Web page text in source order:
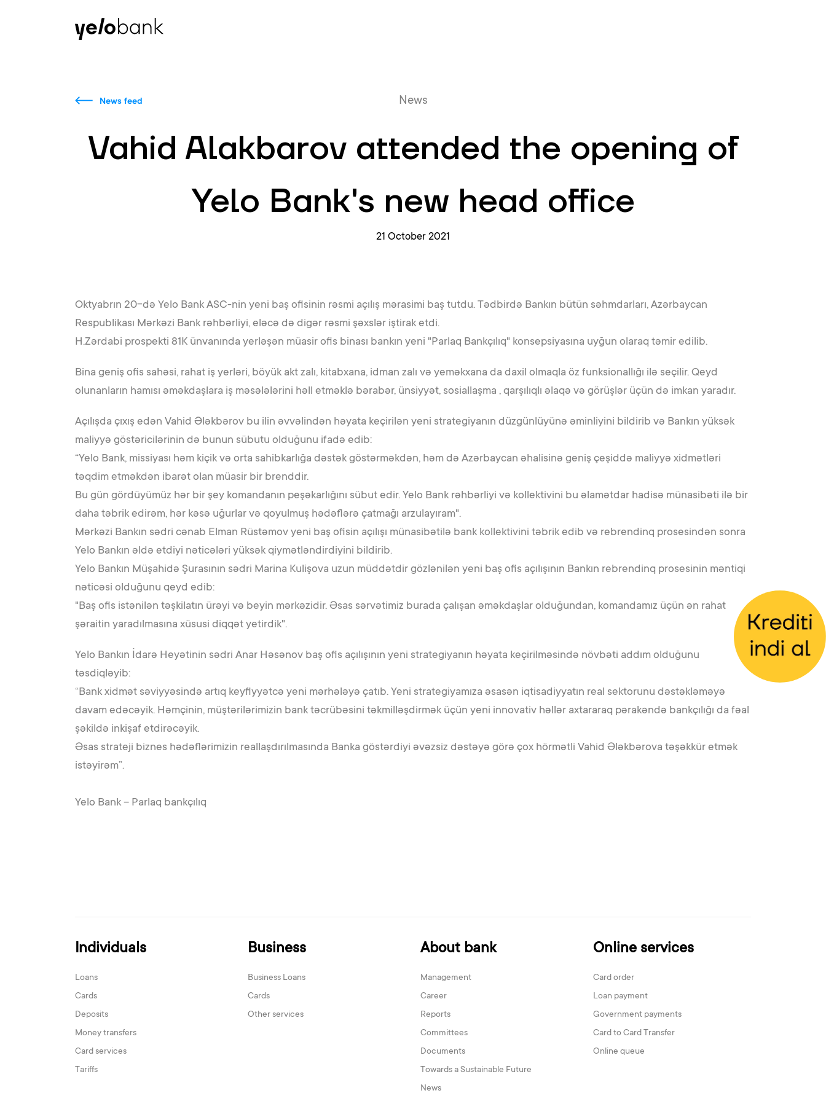
News feed News
Vahid Alakbarov attended the opening of
Yelo Bank's new head office
21 October 2021
Oktyabrın 20-də Yelo Bank ASC-nin yeni baş ofisinin rəsmi açılış mərasimi baş tutdu. Tədbirdə Bankın bütün səhmdarları, Azərbaycan
Respublikası Mərkəzi Bank rəhbərliyi, eləcə də digər rəsmi şəxslər iştirak etdi.
H.Zərdabi prospekti 81K ünvanında yerləşən müasir ofis binası bankın yeni "Parlaq Bankçılıq" konsepsiyasına uyğun olaraq təmir edilib.
Bina geniş ofis sahəsi, rahat iş yerləri, böyük akt zalı, kitabxana, idman zalı və yeməkxana da daxil olmaqla öz funksionallığı ilə seçilir. Qeyd
olunanların hamısı əməkdaşlara iş məsələlərini həll etməklə bərabər, ünsiyyət, sosiallaşma , qarşılıqlı əlaqə və görüşlər üçün də imkan yaradır.
Açılışda çıxış edən Vahid Ələkbərov bu ilin əvvəlindən həyata keçirilən yeni strategiyanın düzgünlüyünə əminliyini bildirib və Bankın yüksək
maliyyə göstəricilərinin də bunun sübutu olduğunu ifadə edib:
“Yelo Bank, missiyası həm kiçik və orta sahibkarlığa dəstək göstərməkdən, həm də Azərbaycan əhalisinə geniş çeşiddə maliyyə xidmətləri
təqdim etməkdən ibarət olan müasir bir brenddir.
Bu gün gördüyümüz hər bir şey komandanın peşəkarlığını sübut edir. Yelo Bank rəhbərliyi və kollektivini bu əlamətdar hadisə münasibəti ilə bir
daha təbrik edirəm, hər kəsə uğurlar və qoyulmuş hədəflərə çatmağı arzulayıram".
Mərkəzi Bankın sədri cənab Elman Rüstəmov yeni baş ofisin açılışı münasibətilə bank kollektivini təbrik edib və rebrendinq prosesindən sonra
Yelo Bankın əldə etdiyi nəticələri yüksək qiymətləndirdiyini bildirib.
Yelo Bankın Müşahidə Şurasının sədri Marina Kulişova uzun müddətdir gözlənilən yeni baş ofis açılışının Bankın rebrendinq prosesinin məntiqi
nəticəsi olduğunu qeyd edib:
"Baş ofis istənilən təşkilatın ürəyi və beyin mərkəzidir. Əsas sərvətimiz burada çalışan əməkdaşlar olduğundan, komandamız üçün ən rahat
şəraitin yaradılmasına xüsusi diqqət yetirdik".
Yelo Bankın İdarə Heyətinin sədri Anar Həsənov baş ofis açılışının yeni strategiyanın həyata keçirilməsində növbəti addım olduğunu
təsdiqləyib:
“Bank xidmət səviyyəsində artıq keyfiyyətcə yeni mərhələyə çatıb. Yeni strategiyamıza əsasən iqtisadiyyatın real sektorunu dəstəkləməyə
davam edəcəyik. Həmçinin, müştərilərimizin bank təcrübəsini təkmilləşdirmək üçün yeni innovativ həllər axtararaq pərakəndə bankçılığı da fəal
şəkildə inkişaf etdirəcəyik.
Əsas strateji biznes hədəflərimizin reallaşdırılmasında Banka göstərdiyi əvəzsiz dəstəyə görə çox hörmətli Vahid Ələkbərova təşəkkür etmək
istəyirəm”.
Yelo Bank – Parlaq bankçılıq
Individuals
Loans
Cards
Deposits
Money transfers
Card services
Tariffs
Business
Business Loans
Cards
Other services
About bank
Management
Career
Reports
Committees
Documents
Towards a Sustainable Future
News
Online services
Card order
Loan payment
Government payments
Card to Card Transfer
Online queue